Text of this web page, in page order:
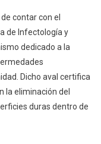
contar con el
de Infectología y
dedicado a la
Dicho aval certifica
la eliminación del
duras dentro de